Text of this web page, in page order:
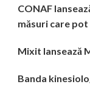
CONAF
măsuri care
Mixit lansează
Banda